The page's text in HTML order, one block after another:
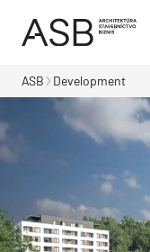
ASB Development